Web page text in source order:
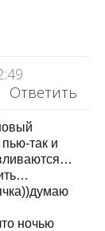
Ответить
так и
ночью